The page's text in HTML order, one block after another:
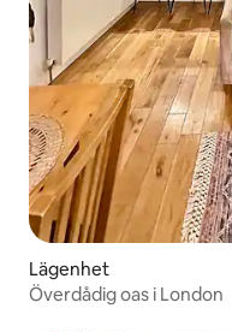
Lägenhet
Överdådig oas i London